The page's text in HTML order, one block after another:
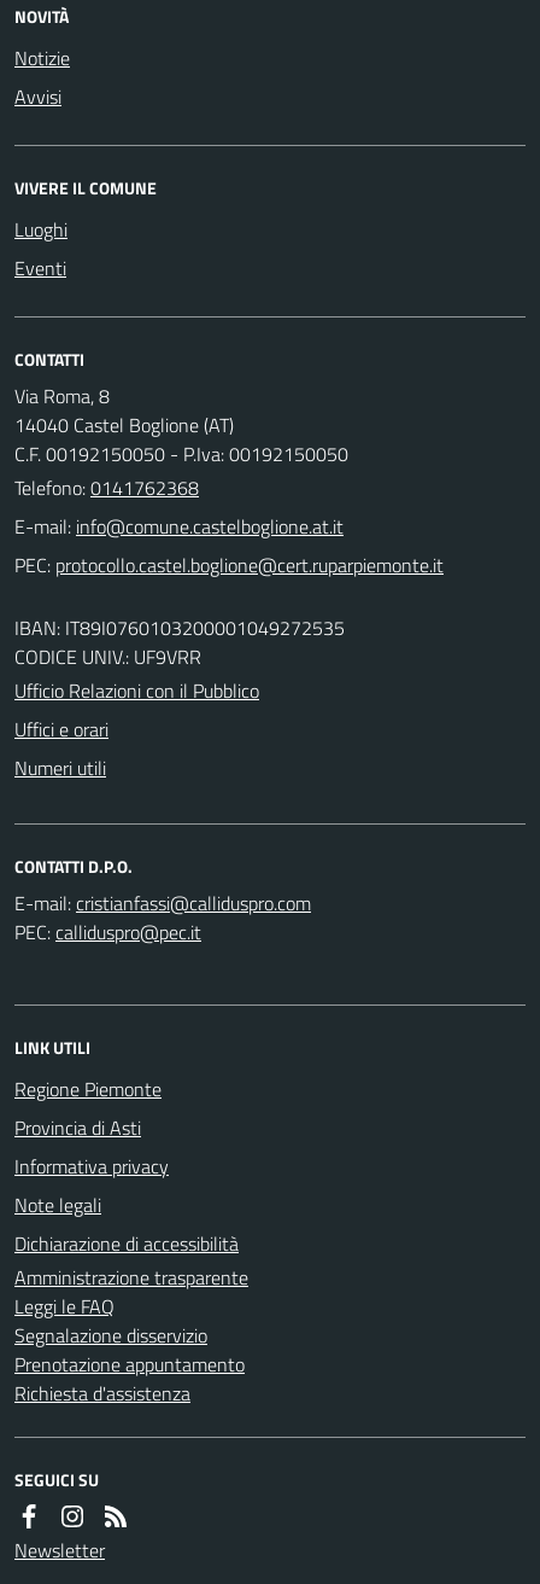
NOVITÀ
Notizie
Avvisi
VIVERE IL COMUNE
Luoghi
Eventi
CONTATTI
Via Roma, 8
14040 Castel Boglione (AT)
C.F. 00192150050 - P.Iva: 00192150050
Telefono:0141762368
E-mail:
PEC:
IBAN: IT89I0760103200001049272535
CODICE UNIV.: UF9VRR
Ufficio Relazioni con il Pubblico
Uffici e orari
Numeri utili
CONTATTI D.P.O.
E-mail:
PEC:
LINK UTILI
Regione Piemonte
Provincia di Asti
Informativa privacy
Note legali
Dichiarazione di accessibilità
Amministrazione trasparente
Leggi le FAQ
Segnalazione disservizio
Prenotazione appuntamento
Richiesta d'assistenza
SEGUICI SU
Newsletter